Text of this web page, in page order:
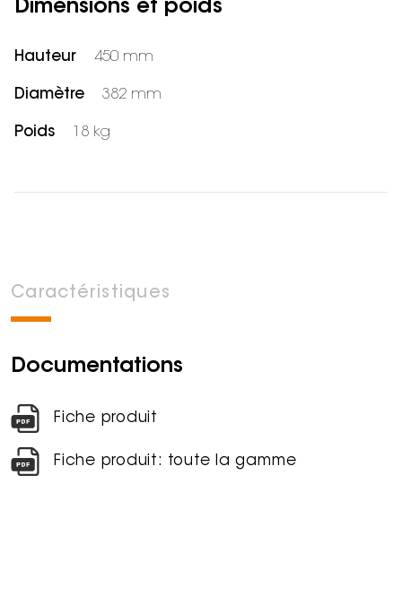
Dimensions et poids
Hauteur 450 mm
Diamètre 382 mm
Poids 18 kg
Caractéristiques
Documentations
Fiche produit
Fiche produit: toute la gamme